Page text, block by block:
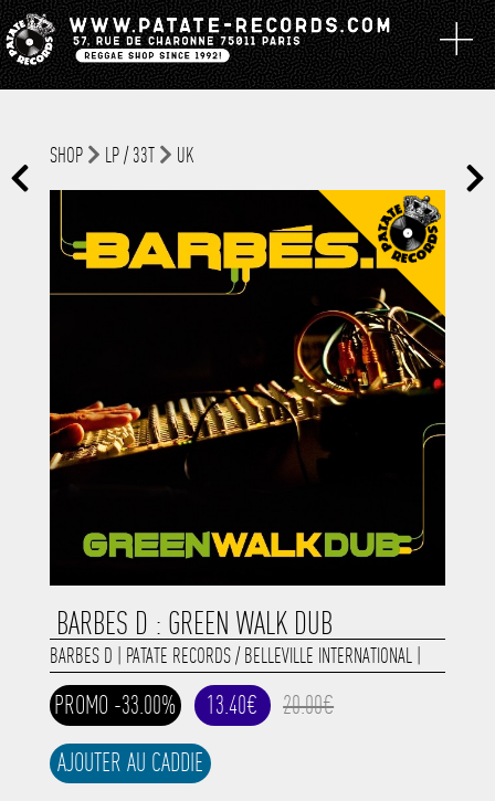
SHOP LP / 33T UK
BARBES D : GREEN WALK DUB
BARBES D PATATE RECORDS / BELLEVILLE INTERNATIONAL|
PROMO -33.00% 13.40€ 20.00€
AJOUTER AU CADDIE